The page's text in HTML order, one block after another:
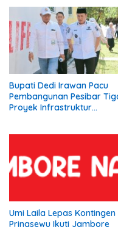
Bupati Dedi Irawan Pacu
Pembangunan Pesibar
Proyek Infrastruktur
Umi Laila Lepas Kontingen
Pringsewu Ikuti Jambore